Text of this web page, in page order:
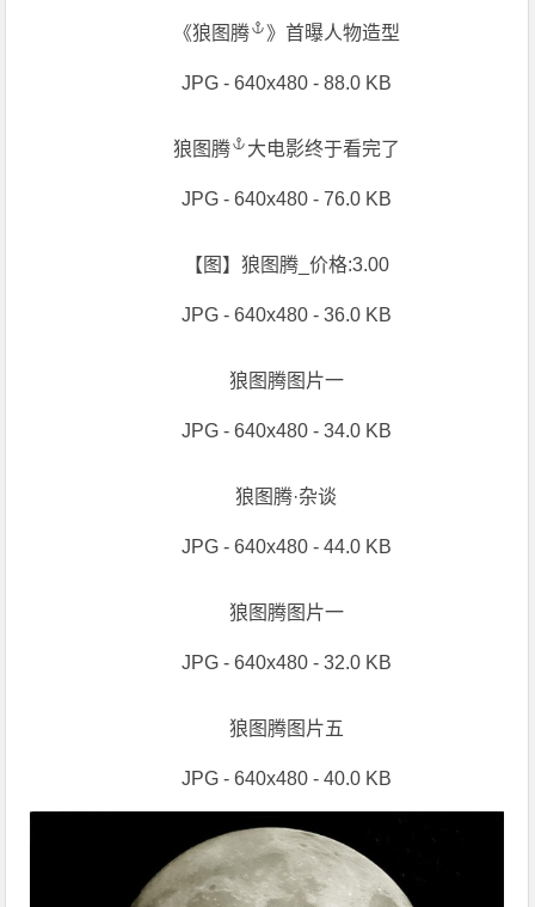
《狼图腾 》首曝人物造型
JPG - 640x480 - 88.0 KB
狼图腾 大电影终于看完了
JPG - 640x480 - 76.0 KB
【图】狼图腾_价格:3.00
JPG - 640x480 - 36.0 KB
狼图腾图片一
JPG - 640x480 - 34.0 KB
狼图腾·杂谈
JPG - 640x480 - 44.0 KB
狼图腾图片一
JPG - 640x480 - 32.0 KB
狼图腾图片五
JPG - 640x480 - 40.0 KB